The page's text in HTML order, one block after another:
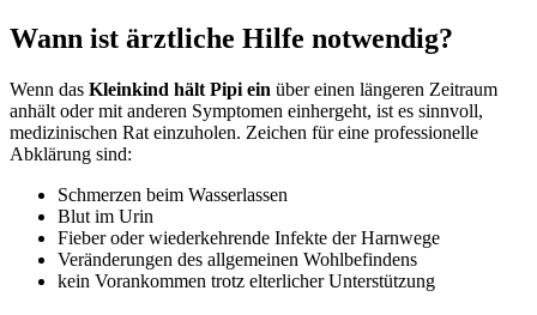
Wann ist ärztliche Hilfe notwendig?
Wenn das Kleinkind hält Pipi ein über einen längeren Zeitraum
anhält oder mit anderen Symptomen einhergeht, ist es sinnvoll,
medizinischen Rat einzuholen. Zeichen für eine professionelle
Abklärung sind:
Schmerzen beim Wasserlassen
Blut im Urin
Fieber oder wiederkehrende Infekte der Harnwege
Veränderungen des allgemeinen Wohlbefindens
kein Vorankommen trotz elterlicher Unterstützung